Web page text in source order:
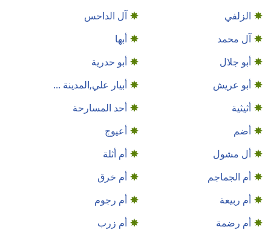
الزلفي
آل الداحس
آل محمد
أبها
أبو جلال
أبو حدرية
أبو عريش
أبيار علي,المدينة ...
أثيثية
أحد المسارحة
أضم
أعيوج
أل مشول
أم أثلة
أم الجماجم
أم خرق
أم ربيعة
أم رجوم
أم رضمة
أم زرب